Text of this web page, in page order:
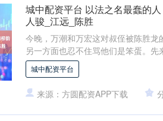
城中配资平台 以法之名最蠢的
人骏_江远_陈胜
今晚，万潮和万宏这对叔侄被陈胜龙
另一方面也忍不住骂他们是笨蛋。
城中配资平台
来源：方圆配资APP下载